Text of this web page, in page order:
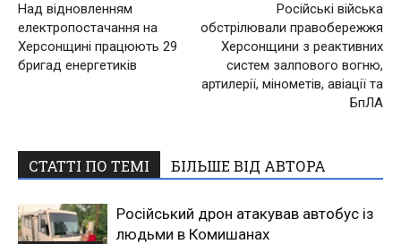
Над відновленням
електропостачання на
Херсонщині працюють 29
бригад енергетиків
Російські війська
обстрілювали правобережжя
Херсонщини з реактивних
систем залпового вогню,
артилерії, мінометів, авіації та
БпЛА
СТАТТІ ПО ТЕМІ БІЛЬШЕ ВІД АВТОРА
Російський дрон атакував автобус із
людьми в Комишанах